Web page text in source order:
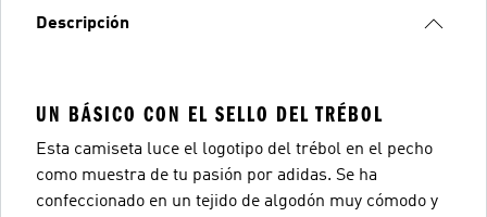
Descripción
UN BÁSICO CON EL SELLO DEL TRÉBOL
Esta camiseta luce el logotipo del trébol en el pecho
como muestra de tu pasión por adidas. Se ha
confeccionado en un tejido de algodón muy cómodo y